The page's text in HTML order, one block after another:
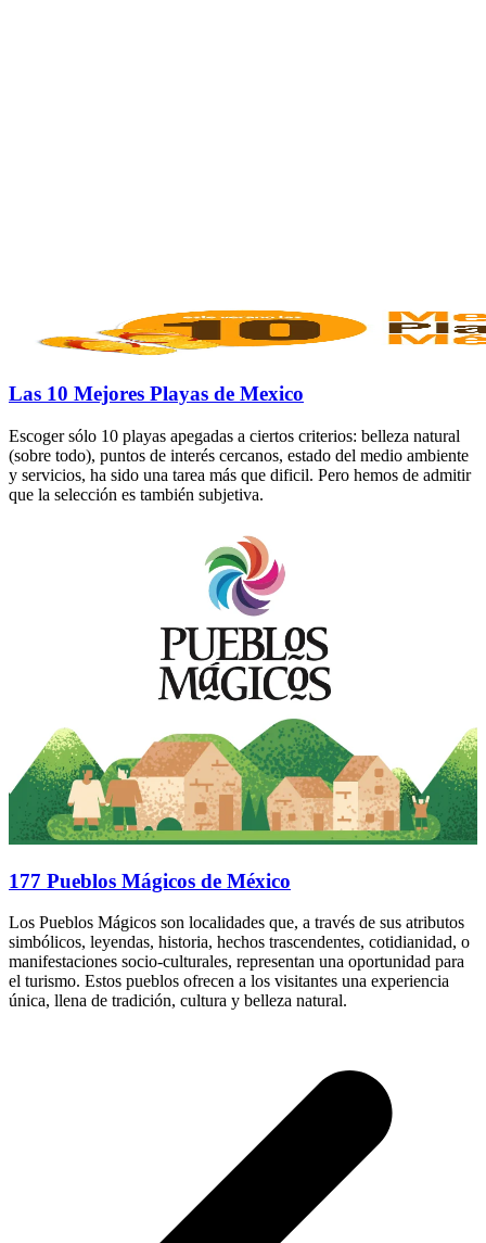
Las 10 Mejores Playas de Mexico
Escoger sólo 10 playas apegadas a ciertos criterios: belleza natural
(sobre todo), puntos de interés cercanos, estado del medio ambiente
y servicios, ha sido una tarea más que dificil. Pero hemos de admitir
que la selección es también subjetiva.
177 Pueblos Mágicos de México
Los Pueblos Mágicos son localidades que, a través de sus atributos
simbólicos, leyendas, historia, hechos trascendentes, cotidianidad, o
manifestaciones socio-culturales, representan una oportunidad para
el turismo. Estos pueblos ofrecen a los visitantes una experiencia
única, llena de tradición, cultura y belleza natural.